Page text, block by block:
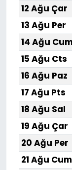
12 Ağu Çar
13 Ağu Per
14 Ağu Cum
15 Ağu Cts
16 Ağu Paz
17 Ağu Pts
18 Ağu Sal
19 Ağu Çar
20 Ağu Per
21 Ağu Cum